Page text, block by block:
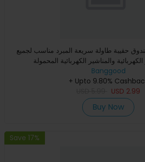
حقيبة طاولة سريعة المبرد مناسب لجميع
الكهربائية والمناشير الكهربائية المحمولة
Banggood
+ Upto 9.80%
USD 2.99
Buy Now
Save 17%